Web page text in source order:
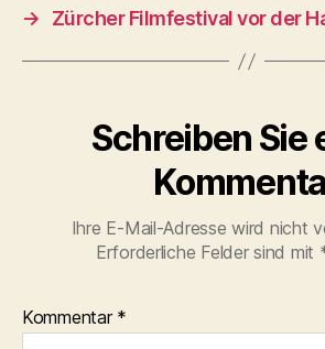
→
Zürcher Filmfestival vor der
Schreiben Sie
Ihre E-Mail-Adresse wird nicht
Erforderliche Felder sind mit
Kommentar *